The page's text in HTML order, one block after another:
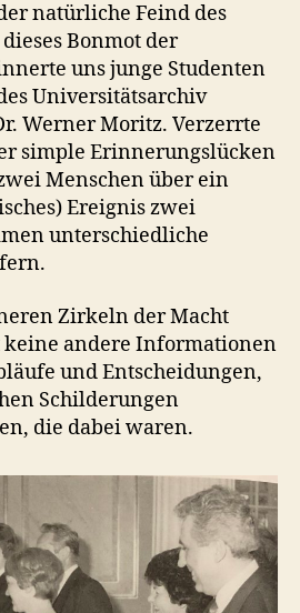
natürliche Feind des
Bonmot der
uns junge Studenten
Universitätsarchiv
Werner Moritz. Verzerrte
simple Erinnerungslücken
Menschen über ein
Ereignis zwei
unterschiedliche
Zirkeln der Macht
andere Informationen
und Entscheidungen,
Schilderungen
die dabei waren.